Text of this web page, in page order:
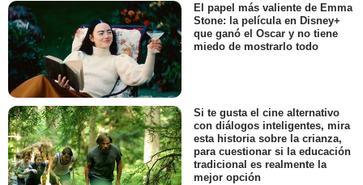
El papel más valiente de Emma
Stone: la película en Disney+
que ganó el Oscar y no tiene
miedo de mostrarlo todo
Si te gusta el cine alternativo
con diálogos inteligentes, mira
esta historia sobre la crianza,
para cuestionar si la educación
tradicional es realmente la
mejor opción